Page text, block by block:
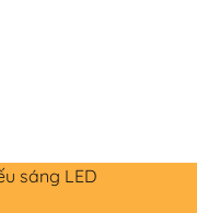
sáng LED